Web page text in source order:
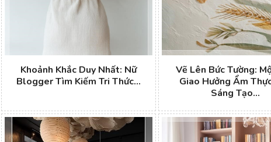
Khoảnh Khắc Duy Nhất: Nữ
Blogger Tìm Kiếm Tri Thức...
Vẽ Lên Bức Tường:
Giao Hưởng Ẩm
Sáng Tạo...